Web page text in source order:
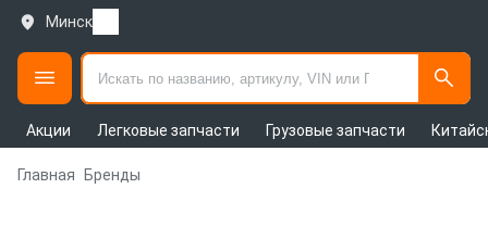
Минск
Акции Легковые запчасти Грузовые запчасти
Главная Бренды